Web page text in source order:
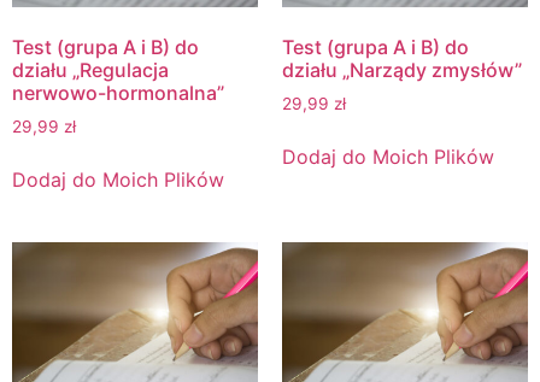
Test (grupa A i B) do
działu „Regulacja
nerwowo-hormonalna”
29,99 zł
Dodaj do Moich Plików
Test (grupa A i B) do
działu „Narządy zmysłów”
29,99 zł
Dodaj do Moich Plików